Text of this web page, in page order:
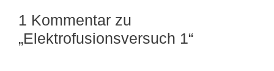
1 Kommentar zu
„Elektrofusionsversuch 1“